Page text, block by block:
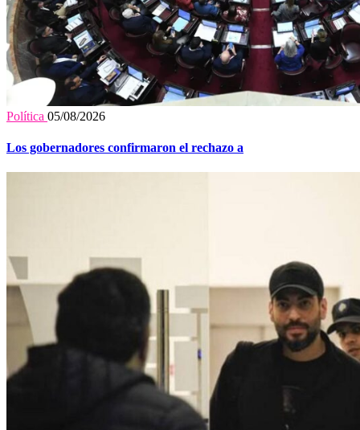
Política 05/08/2026
Los gobernadores confirmaron el rechazo a